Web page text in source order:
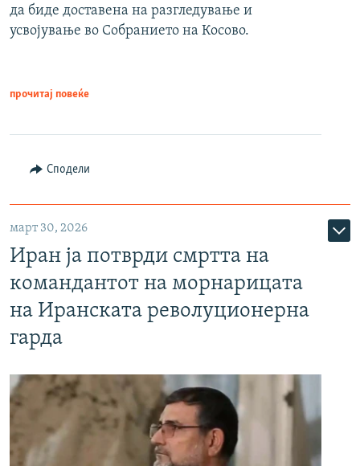
да биде доставена на разгледување и
усвојување во Собранието на Косово.
прочитај повеќе
Сподели
март 30, 2026
Иран ја потврди смртта на
командантот на морнарицата
на Иранската револуционерна
гарда